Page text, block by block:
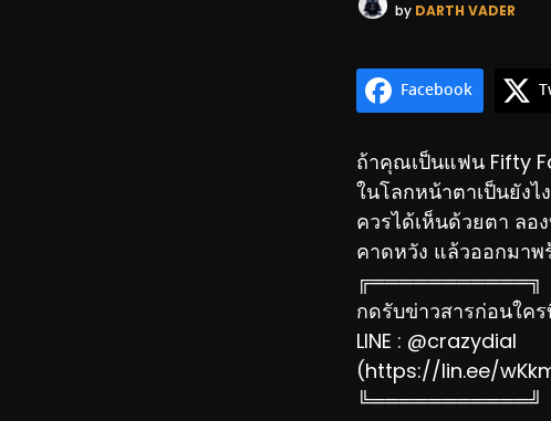
by DARTH VADER
Facebook
ถ้าคุณเป็นแฟน Fifty
ในโลกหน้าตาเป็นยัง
ควรได้เห็นด้วยตา ลอ
คาดหวัง แล้วออกมาพ
╔═══════════╗
กดรับข่าวสารก่อนใค
LINE : @crazydial
(https://lin.ee/
╚═══════════╝